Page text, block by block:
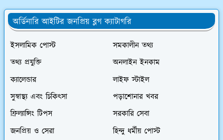
অর্ডিনারি আইটির জনপ্রিয় ব্লগ ক্যাটাগরি
ইসলামিক পোস্ট
সমকালীন তথ্য
তথ্য প্রযুক্তি
অনলাইন ইনকাম
ক্যালেন্ডার
লাইফ স্টাইল
সুস্বাস্থ্য এবং চিকিৎসা
পড়াশোনার খবর
ফ্রিল্যান্সিং টিপস
সরকারি সেবা
জনপ্রিয় ও সেরা
হিন্দু ধর্মীয় পোস্ট